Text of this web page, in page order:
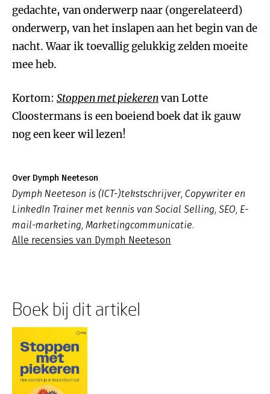
gedachte, van onderwerp naar (ongerelateerd)
onderwerp, van het inslapen aan het begin van de
nacht. Waar ik toevallig gelukkig zelden moeite
mee heb.
Kortom: Stoppen met piekerenvan Lotte
Cloostermans is een boeiend boek dat ik gauw
nog een keer wil lezen!
Over Dymph Neeteson
Dymph Neeteson is (ICT-)tekstschrijver, Copywriter en
LinkedIn Trainer met kennis van Social Selling, SEO, E-
mail-marketing, Marketingcommunicatie.
Alle recensies van Dymph Neeteson
Boek bij dit artikel